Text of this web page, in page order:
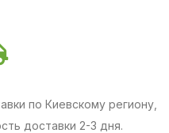
по Киевскому региону,
доставки 2-3 дня.